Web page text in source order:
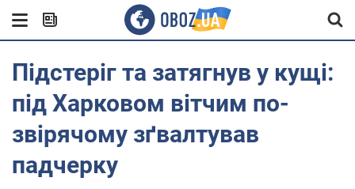
Підстеріг та затягнув у кущі:
під Харковом вітчим по-
звірячому зґвалтував
падчерку